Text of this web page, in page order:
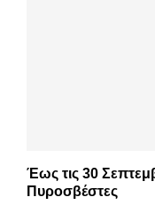
Έως τις 30
Πυροσβέστες